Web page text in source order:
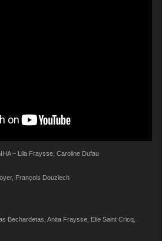
– Lila Fraysse, Caroline Dufau
François Douziech
Bechardetas, Anita Fraysse, Elie Saint Cricq,